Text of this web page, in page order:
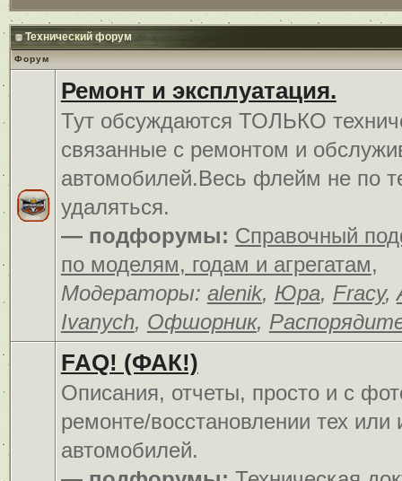
Технический форум
Форум
Ремонт и эксплуатация.
Тут обсуждаются ТОЛЬКО
связанные с ремонтом и
автомобилей.Весь флейм не по
удаляться.
— подфорумы: Справочный
по моделям, годам и агрегатам,
Модераторы: alenik, Юра, Fracy,
Ivanych, Офшорник,
FAQ! (ФАК!)
Описания, отчеты, просто и c
ремонте/восстановлении тех или
автомобилей.